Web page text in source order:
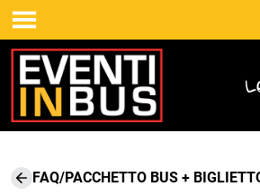
FAQ/PACCHETTO BUS +